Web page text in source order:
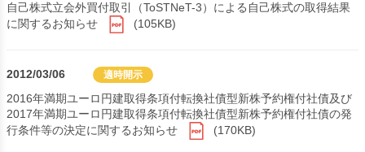
自己株式立会外買付取引（ToSTNeT-3）による自己株式の取得結果
に関するお知らせ
(105KB)
2012/03/06 適時開示
2016年満期ユーロ円建取得条項付転換社債型新株予約権付社債及び
2017年満期ユーロ円建取得条項付転換社債型新株予約権付社債の発
行条件等の決定に関するお知らせ
(170KB)